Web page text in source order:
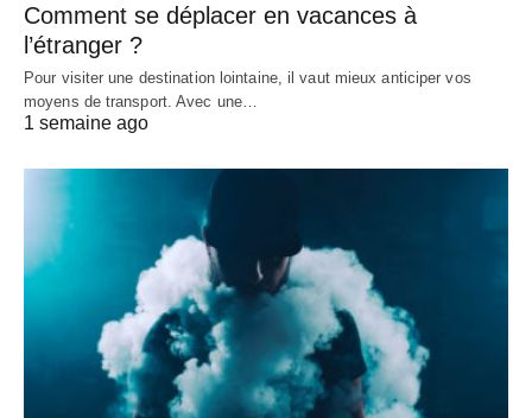
Comment se déplacer en vacances à
l’étranger ?
Pour visiter une destination lointaine, il vaut mieux anticiper vos
moyens de transport. Avec une…
1 semaine ago